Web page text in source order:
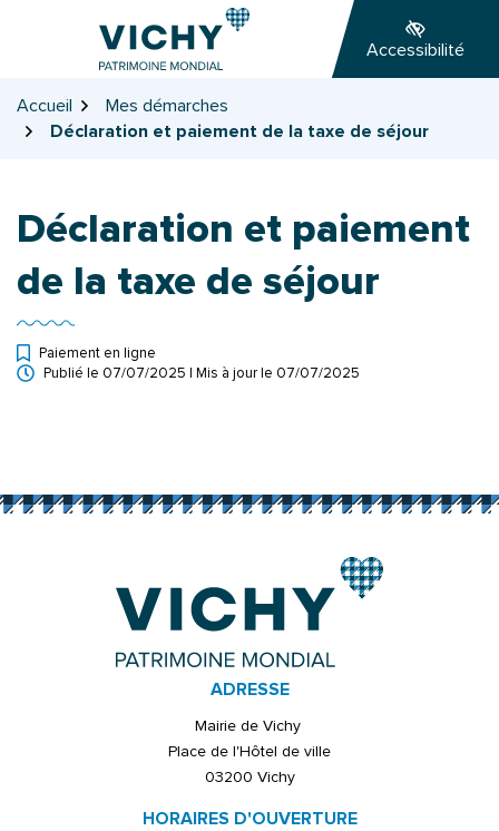
page
Accessibilité
Accueil
Mes démarches
Déclaration et paiement de la taxe de séjour
Déclaration et paiement
de la taxe de séjour
Paiement en ligne
Publié le 07/07/2025 | Mis à jour le 07/07/2025
ADRESSE
Mairie de Vichy
Place de l'Hôtel de ville
03200 Vichy
HORAIRES D'OUVERTURE